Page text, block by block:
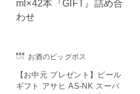
お酒のビッグボス
【お中元 プレゼント】ビール
ギフト アサヒ AS-NK スーパ